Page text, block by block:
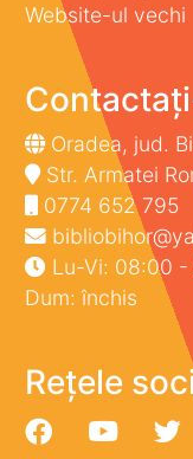
Website-ul vechi
Oradea, jud.
Str. Armatei
0774 652 795
Lu-Vi: 08:00
Dum: închis
Rețele